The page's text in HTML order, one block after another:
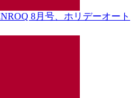
8月号、ホリデーオート